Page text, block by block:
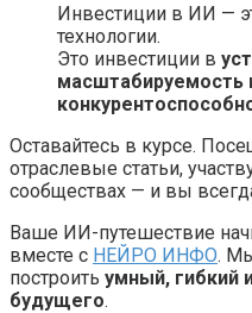
Инвестиции в ИИ —
технологии.
Это инвестиции в
масштабируемость
Оставайтесь в курсе.
отраслевые статьи,
сообществах — и вы
Ваше ИИ-путешествие
вместе с НЕЙРО ИНФО.
построить умный, гибкий
будущего.